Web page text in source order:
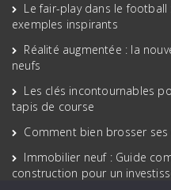
Le fair-play dans le
exemples inspirants
Réalité augmentée : la
neufs
Les clés incontournables
tapis de course
Comment bien brosser
Immobilier neuf : Guide
construction pour un